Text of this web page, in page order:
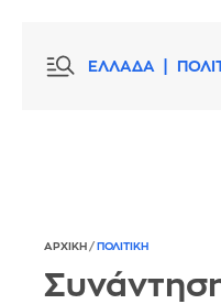
ΕΛΛΑΔΑ
ΑΡΧΙΚΗ / ΠΟΛΙΤΙΚΗ